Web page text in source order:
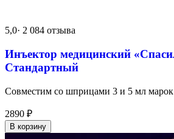
5,0· 2 084 отзыва
Инъектор медицинский
Стандартный
Совместим со шприцами 3 и 5 мл
2890 ₽
В корзину